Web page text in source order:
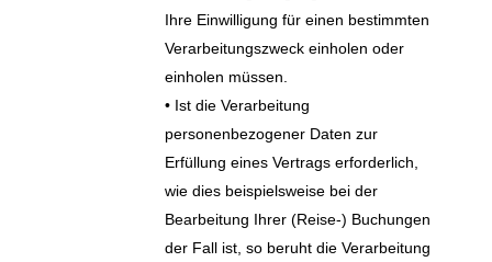
Ihre Einwilligung für einen bestimmten
Verarbeitungszweck einholen oder
einholen müssen.
• Ist die Verarbeitung
personenbezogener Daten zur
Erfüllung eines Vertrags erforderlich,
wie dies beispielsweise bei der
Bearbeitung Ihrer (Reise-) Buchungen
der Fall ist, so beruht die Verarbeitung